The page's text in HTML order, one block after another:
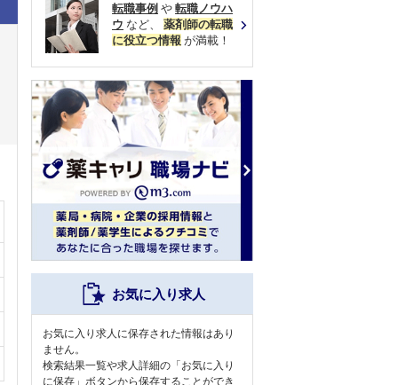
転職事例 や 転職ノウハ
ウ など、 薬剤師の転職
に役立つ情報 が満載！
お気に入り求人
お気に入り求人に保存された情報はあり
ません。
検索結果一覧や求人詳細の「お気に入り
に保存」ボタンから保存することができ